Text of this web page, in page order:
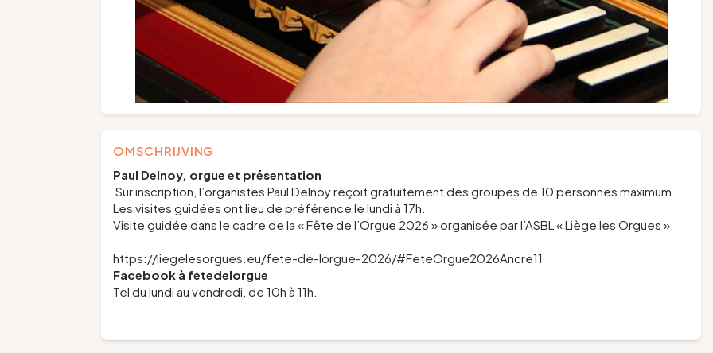
OMSCHRIJVING
Paul Delnoy, orgue et présentation
Sur inscription, l’organistes Paul Delnoy reçoit gratuitement des groupes de 10 personnes maximum.
Les visites guidées ont lieu de préférence le lundi à 17h.
Visite guidée dans le cadre de la « Fête de l’Orgue 2026 » organisée par l’ASBL « Liège les Orgues ».
https://liegelesorgues.eu/fete-de-lorgue-2026/#FeteOrgue2026Ancre11
Facebook à fetedelorgue
Tel du lundi au vendredi, de 10h à 11h.